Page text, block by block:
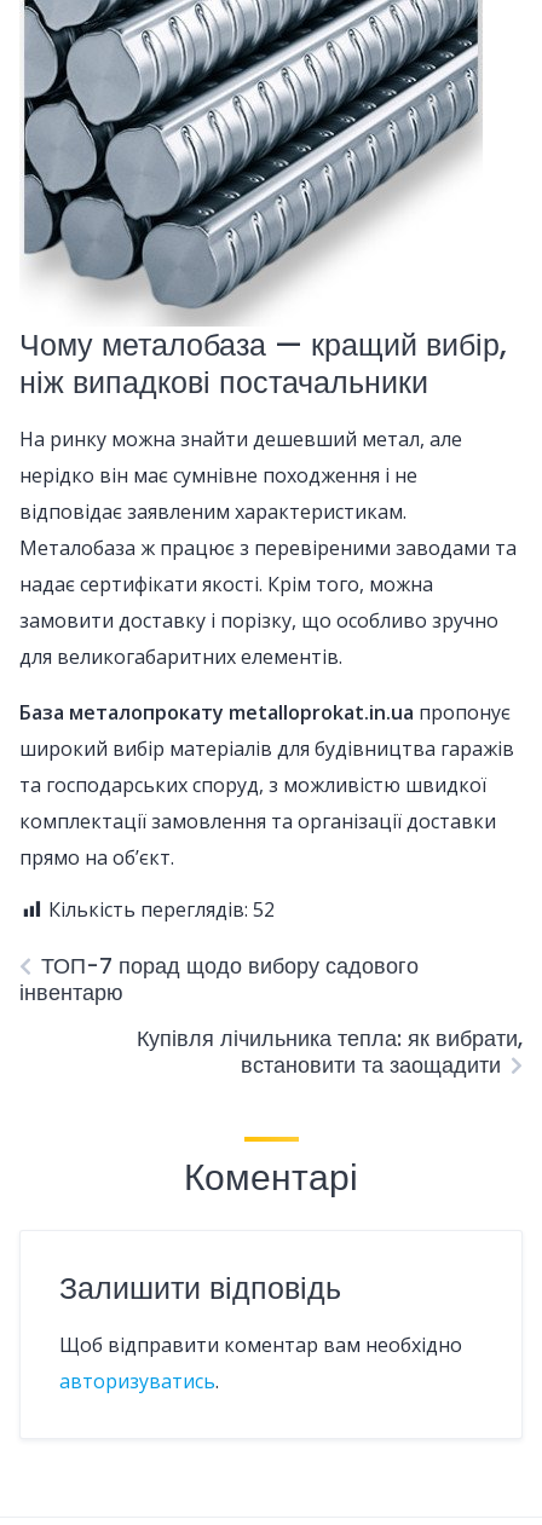
Чому металобаза — кращий вибір,
ніж випадкові постачальники
На ринку можна знайти дешевший метал, але
нерідко він має сумнівне походження і не
відповідає заявленим характеристикам.
Металобаза ж працює з перевіреними заводами та
надає сертифікати якості. Крім того, можна
замовити доставку і порізку, що особливо зручно
для великогабаритних елементів.
База металопрокату metalloprokat.in.ua пропонує
широкий вибір матеріалів для будівництва гаражів
та господарських споруд, з можливістю швидкої
комплектації замовлення та організації доставки
прямо на об’єкт.
Кількість переглядів: 52
ТОП-7 порад щодо вибору садового
інвентарю
Купівля лічильника тепла: як вибрати,
встановити та заощадити
Коментарі
Залишити відповідь
Щоб відправити коментар вам необхідно
авторизуватись.